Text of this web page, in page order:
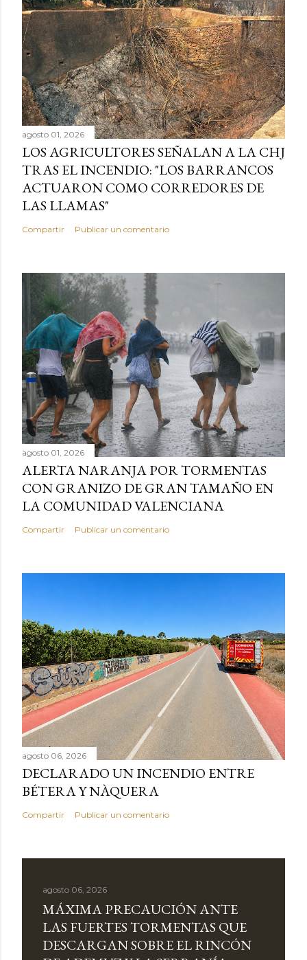
agosto 01, 2026
LOS AGRICULTORES SEÑALAN A LA CHJ
TRAS EL INCENDIO: "LOS BARRANCOS
ACTUARON COMO CORREDORES DE
LAS LLAMAS"
Compartir Publicar un comentario
agosto 01, 2026
ALERTA NARANJA POR TORMENTAS
CON GRANIZO DE GRAN TAMAÑO EN
LA COMUNIDAD VALENCIANA
Compartir Publicar un comentario
agosto 06, 2026
DECLARADO UN INCENDIO ENTRE
BÉTERA Y NÀQUERA
Compartir Publicar un comentario
agosto 06, 2026
MÁXIMA PRECAUCIÓN ANTE
LAS FUERTES TORMENTAS QUE
DESCARGAN SOBRE EL RINCÓN